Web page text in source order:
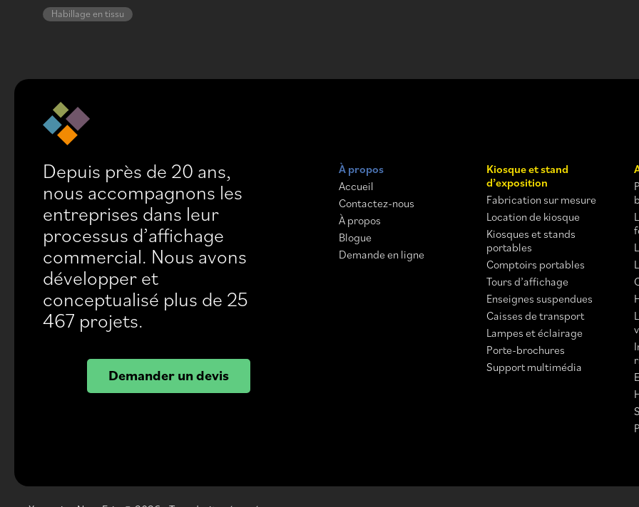
Habillage en tissu
Depuis près de 20 ans,
nous accompagnons les
entreprises dans leur
processus d’affichage
commercial. Nous avons
développer et
conceptualisé plus de 25
467 projets.
Demander un devis
À propos
Accueil
Contactez-nous
À propos
Blogue
Demande en ligne
Kiosque et stand
d’exposition
Fabrication sur mesure
Location de kiosque
Kiosques et stands
portables
Comptoirs portables
Tours d’affichage
Enseignes suspendues
Caisses de transport
Lampes et éclairage
Porte-brochures
Support multimédia